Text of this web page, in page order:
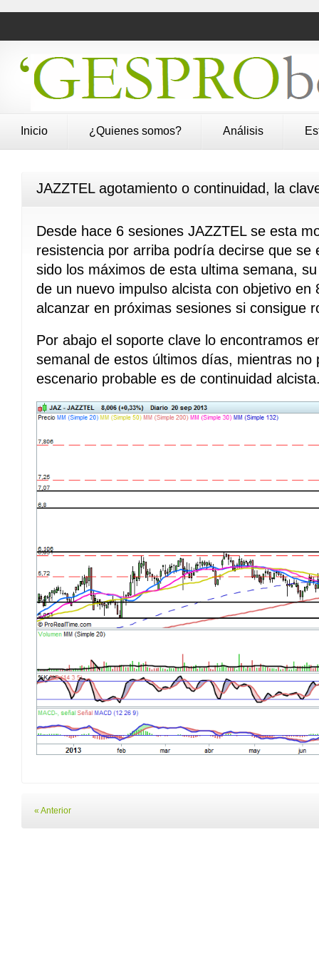
Inicio ¿Quienes somos? Análisis
JAZZTEL agotamiento o continuidad, la
Desde hace 6 sesiones JAZZTEL se esta
resistencia por arriba podría decirse que se
sido los máximos de esta ultima semana,
de un nuevo impulso alcista con objetivo
alcanzar en próximas sesiones si consigue
Por abajo el soporte clave lo encontramos
semanal de estos últimos días, mientras no
escenario probable es de continuidad
« Anterior